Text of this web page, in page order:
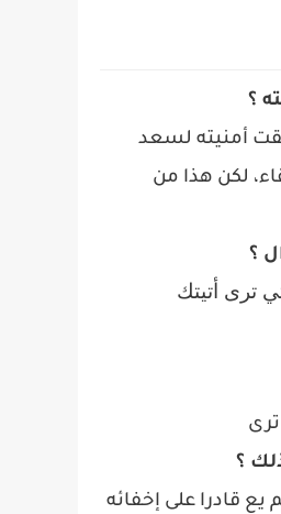
؟
أمنيته لسعد
لكن هذا من
؟
ترى أتيتك
ترى
؟
يع قادرا على إخفائه